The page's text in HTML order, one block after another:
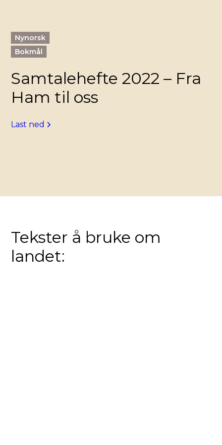
Nynorsk
Bokmål
Samtalehefte 2022 – Fra
Ham til oss
Last ned
Tekster å bruke om
landet: